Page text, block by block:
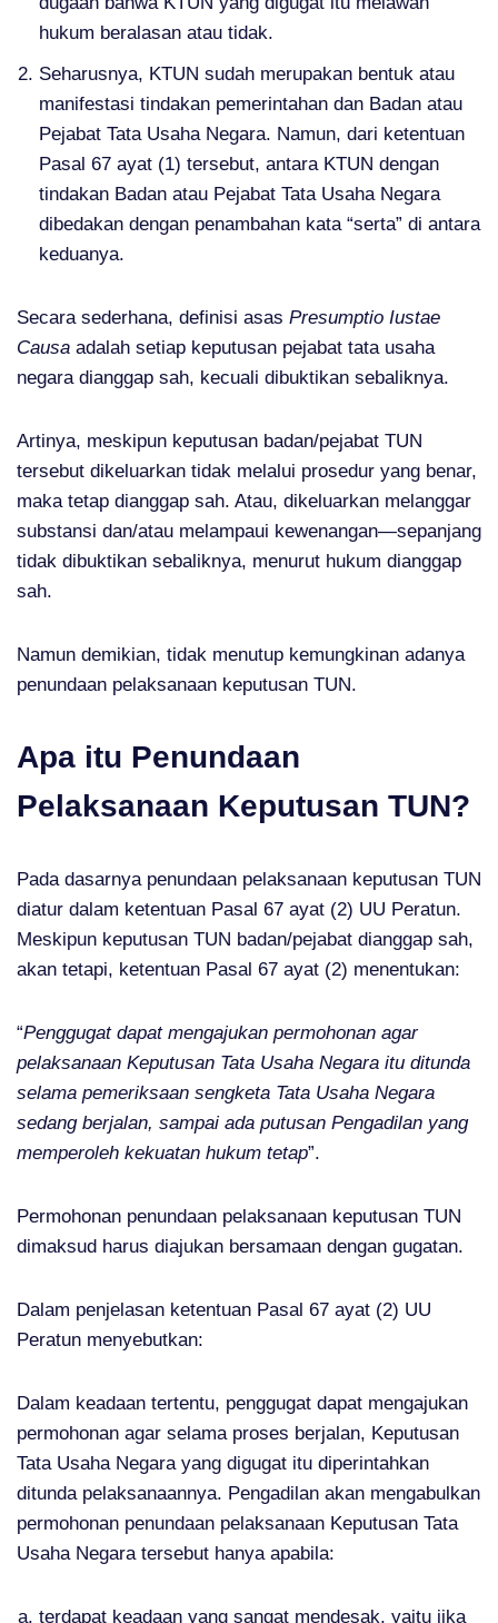
hukum beralasan atau tidak.
Seharusnya, KTUN sudah merupakan bentuk atau
manifestasi tindakan pemerintahan dan Badan atau
Pejabat Tata Usaha Negara. Namun, dari ketentuan
Pasal 67 ayat (1) tersebut, antara KTUN dengan
tindakan Badan atau Pejabat Tata Usaha Negara
dibedakan dengan penambahan kata “serta” di antara
keduanya.
Secara sederhana, definisi asas Presumptio Iustae
Causa adalah setiap keputusan pejabat tata usaha
negara dianggap sah, kecuali dibuktikan sebaliknya.
Artinya, meskipun keputusan badan/pejabat TUN
tersebut dikeluarkan tidak melalui prosedur yang benar,
maka tetap dianggap sah. Atau, dikeluarkan melanggar
substansi dan/atau melampaui kewenangan—sepanjang
tidak dibuktikan sebaliknya, menurut hukum dianggap
sah.
Namun demikian, tidak menutup kemungkinan adanya
penundaan pelaksanaan keputusan TUN.
Apa itu Penundaan
Pelaksanaan Keputusan TUN?
Pada dasarnya penundaan pelaksanaan keputusan TUN
diatur dalam ketentuan Pasal 67 ayat (2) UU Peratun.
Meskipun keputusan TUN badan/pejabat dianggap sah,
akan tetapi, ketentuan Pasal 67 ayat (2) menentukan:
“Penggugat dapat mengajukan permohonan agar
pelaksanaan Keputusan Tata Usaha Negara itu ditunda
selama pemeriksaan sengketa Tata Usaha Negara
sedang berjalan, sampai ada putusan Pengadilan yang
memperoleh kekuatan hukum tetap”.
Permohonan penundaan pelaksanaan keputusan TUN
dimaksud harus diajukan bersamaan dengan gugatan.
Dalam penjelasan ketentuan Pasal 67 ayat (2) UU
Peratun menyebutkan:
Dalam keadaan tertentu, penggugat dapat mengajukan
permohonan agar selama proses berjalan, Keputusan
Tata Usaha Negara yang digugat itu diperintahkan
ditunda pelaksanaannya. Pengadilan akan mengabulkan
permohonan penundaan pelaksanaan Keputusan Tata
Usaha Negara tersebut hanya apabila:
terdapat keadaan yang sangat mendesak, yaitu jika